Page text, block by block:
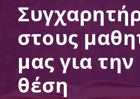
στους
μας για την
θέση